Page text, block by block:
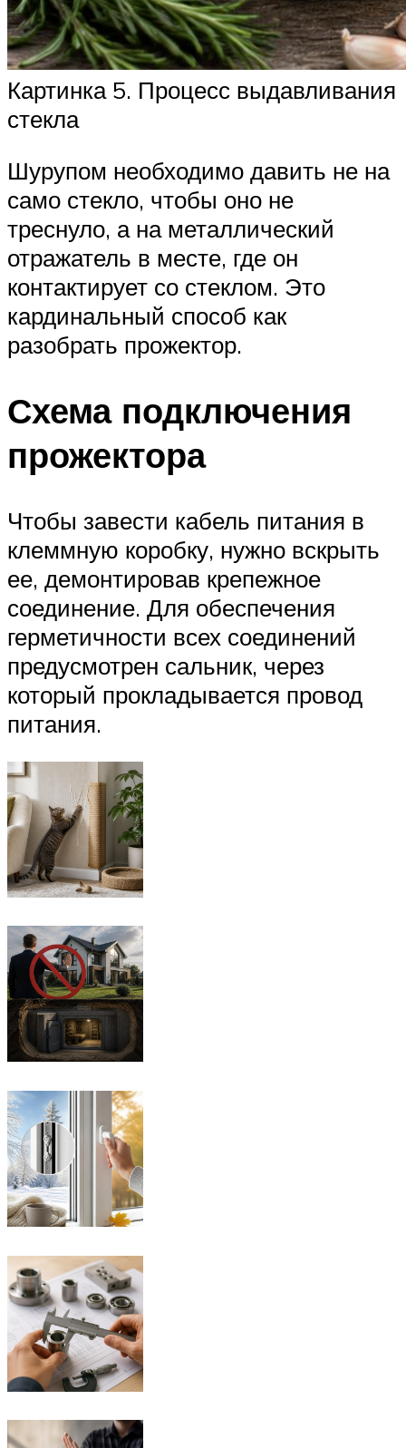
Картинка 5. Процесс выдавливания
стекла
Шурупом необходимо давить не на
само стекло, чтобы оно не
треснуло, а на металлический
отражатель в месте, где он
контактирует со стеклом. Это
кардинальный способ как
разобрать прожектор.
Схема подключения
прожектора
Чтобы завести кабель питания в
клеммную коробку, нужно вскрыть
ее, демонтировав крепежное
соединение. Для обеспечения
герметичности всех соединений
предусмотрен сальник, через
который прокладывается провод
питания.